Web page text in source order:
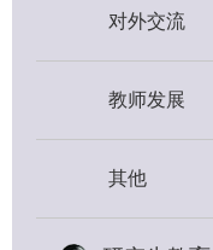
对外交流
教师发展
其他